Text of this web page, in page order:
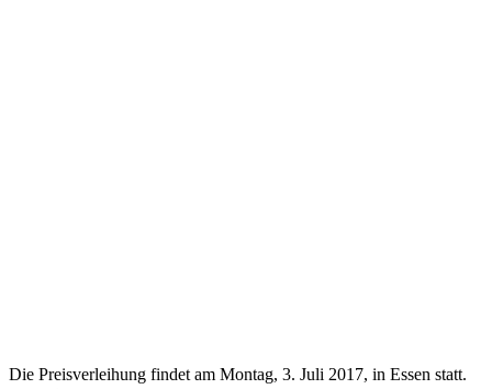
Die Preisverleihung findet am Montag, 3. Juli 2017, in Essen statt.